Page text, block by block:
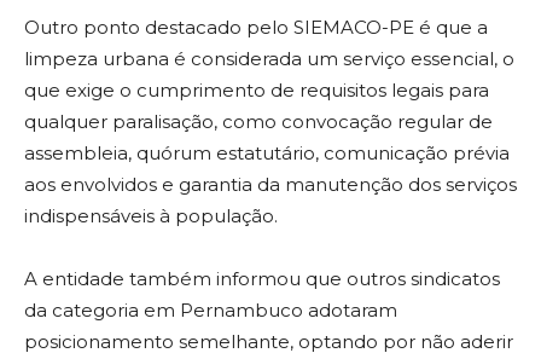
Outro ponto destacado pelo SIEMACO-PE é que a
limpeza urbana é considerada um serviço essencial, o
que exige o cumprimento de requisitos legais para
qualquer paralisação, como convocação regular de
assembleia, quórum estatutário, comunicação prévia
aos envolvidos e garantia da manutenção dos serviços
indispensáveis à população.
A entidade também informou que outros sindicatos
da categoria em Pernambuco adotaram
posicionamento semelhante, optando por não aderir